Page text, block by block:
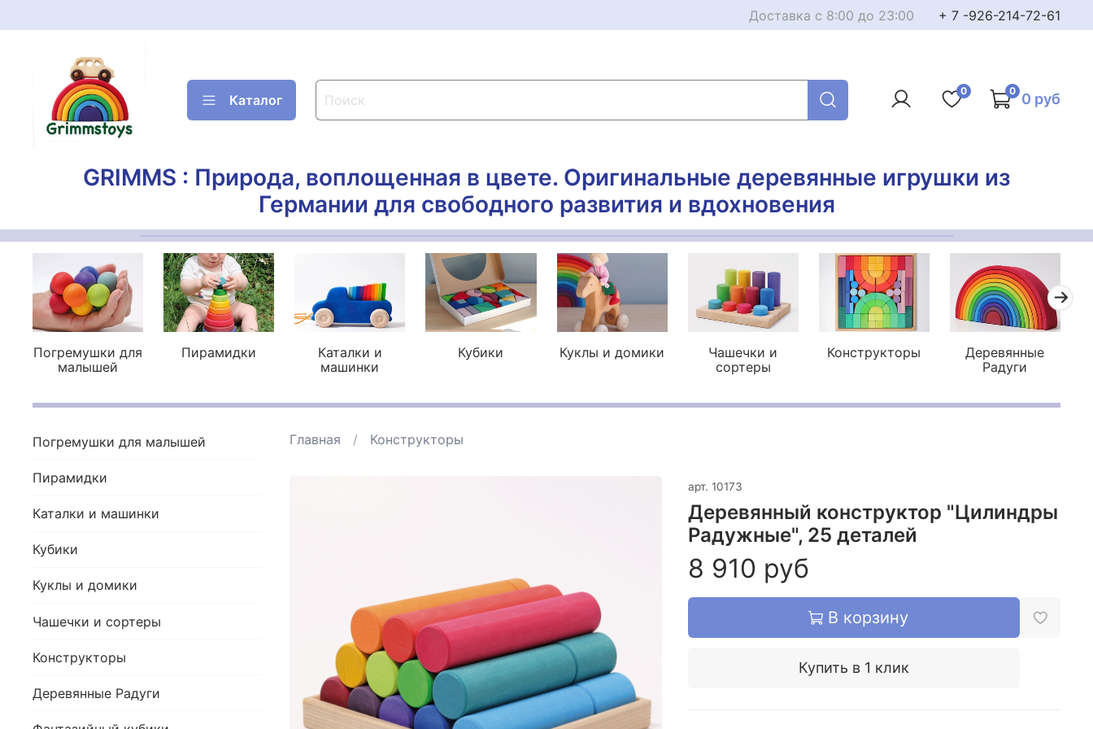
Доставка с 8:00 до 23:00 + 7 -926-214-72-61
Каталог
0 0 0 руб
GRIMMS : Природа, воплощенная в цвете. Оригинальные деревянные игрушки из
Германии для свободного развития и вдохновения
Погремушки для
малышей
Пирамидки
Каталки и
машинки
Кубики Куклы и домики
Чашечки и
сортеры
Конструкторы
Деревянные
Радуги
Главная Конструкторы
арт. 10173
Деревянный конструктор "Цилиндры
Радужные", 25 деталей
8 910 руб
В корзину
Купить в 1 клик
Погремушки для малышей
Пирамидки
Каталки и машинки
Кубики
Куклы и домики
Чашечки и сортеры
Конструкторы
Деревянные Радуги